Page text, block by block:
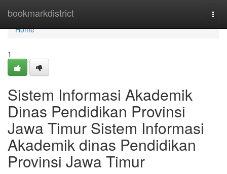
bookmarkdistrict
Home
Home
1
Sistem Informasi Akademik
Dinas Pendidikan Provinsi
Jawa Timur Sistem Informasi
Akademik dinas Pendidikan
Provinsi Jawa Timur